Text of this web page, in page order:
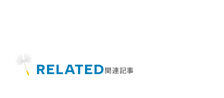
RELATED関連記事